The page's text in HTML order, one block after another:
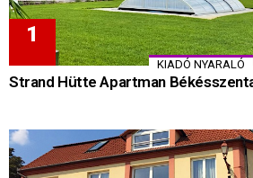
KIADÓ NYARALÓ
Strand Hütte Apartman